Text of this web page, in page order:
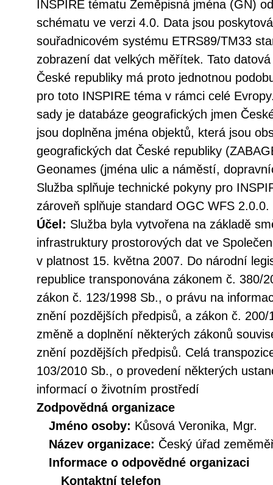
INSPIRE tématu Zeměpisná jména (GN)
schématu ve verzi 4.0. Data jsou
souřadnicovém systému ETRS89/TM33
zobrazení dat velkých měřítek. Tato
České republiky má proto jednotnou
pro toto INSPIRE téma v rámci celé
sady je databáze geografických jmen
jsou doplněna jména objektů, která jsou
geografických dat České republiky
Geonames (jména ulic a náměstí,
Služba splňuje technické pokyny pro
zároveň splňuje standard OGC WFS 2.0.0.
Účel: Služba byla vytvořena na základě
infrastruktury prostorových dat ve
v platnost 15. května 2007. Do národní
republice transponována zákonem č. 380/
zákon č. 123/1998 Sb., o právu na
znění pozdějších předpisů, a zákon č.
změně a doplnění některých zákonů
znění pozdějších předpisů. Celá
103/2010 Sb., o provedení některých
informací o životním prostředí
Zodpovědná organizace
Jméno osoby: Kůsová Veronika, Mgr.
Název organizace: Český úřad
Informace o odpovědné organizaci
Kontaktní telefon